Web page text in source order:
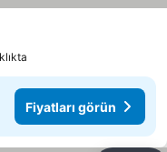
Fiyatları görün